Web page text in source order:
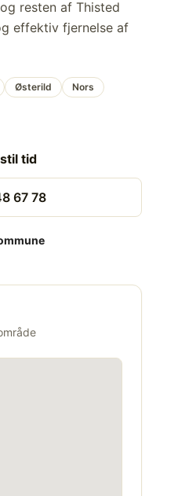
og resten af Thisted
effektiv fjernelse af
Østerild
Nors
tid
67 78